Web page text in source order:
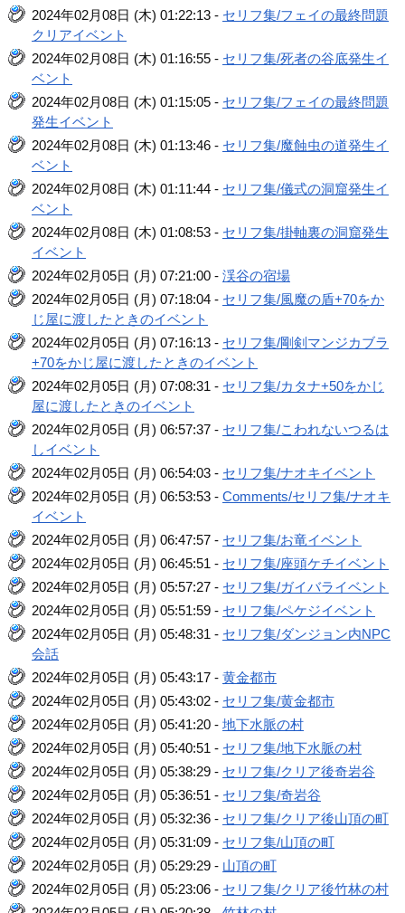
2024年02月08日 (木) 01:22:13 - セリフ集/フェイの最終問題
クリアイベント
2024年02月08日 (木) 01:16:55 - セリフ集/死者の谷底発生イ
ベント
2024年02月08日 (木) 01:15:05 - セリフ集/フェイの最終問題
発生イベント
2024年02月08日 (木) 01:13:46 - セリフ集/魔蝕虫の道発生イ
ベント
2024年02月08日 (木) 01:11:44 - セリフ集/儀式の洞窟発生イ
ベント
2024年02月08日 (木) 01:08:53 - セリフ集/掛軸裏の洞窟発生
イベント
2024年02月05日 (月) 07:21:00 -渓谷の宿場
2024年02月05日 (月) 07:18:04 - セリフ集/風魔の盾+70をか
じ屋に渡したときのイベント
2024年02月05日 (月) 07:16:13 - セリフ集/剛剣マンジカブラ
+70をかじ屋に渡したときのイベント
2024年02月05日 (月) 07:08:31 - セリフ集/カタナ+50をかじ
屋に渡したときのイベント
2024年02月05日 (月) 06:57:37 - セリフ集/こわれないつるは
しイベント
2024年02月05日 (月) 06:54:03 - セリフ集/ナオキイベント
2024年02月05日 (月) 06:53:53 -Comments/セリフ集/ナオキ
イベント
2024年02月05日 (月) 06:47:57 - セリフ集/お竜イベント
2024年02月05日 (月) 06:45:51 - セリフ集/座頭ケチイベント
2024年02月05日 (月) 05:57:27 - セリフ集/ガイバライベント
2024年02月05日 (月) 05:51:59 - セリフ集/ペケジイベント
2024年02月05日 (月) 05:48:31 - セリフ集/ダンジョン内NPC
会話
2024年02月05日 (月) 05:43:17 -黄金都市
2024年02月05日 (月) 05:43:02 - セリフ集/黄金都市
2024年02月05日 (月) 05:41:20 -地下水脈の村
2024年02月05日 (月) 05:40:51 - セリフ集/地下水脈の村
2024年02月05日 (月) 05:38:29 - セリフ集/クリア後奇岩谷
2024年02月05日 (月) 05:36:51 - セリフ集/奇岩谷
2024年02月05日 (月) 05:32:36 - セリフ集/クリア後山頂の町
2024年02月05日 (月) 05:31:09 - セリフ集/山頂の町
2024年02月05日 (月) 05:29:29 - 山頂の町
2024年02月05日 (月) 05:23:06 - セリフ集/クリア後竹林の村